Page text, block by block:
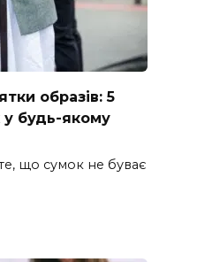
образів: 5
у будь-якому
що сумок не буває